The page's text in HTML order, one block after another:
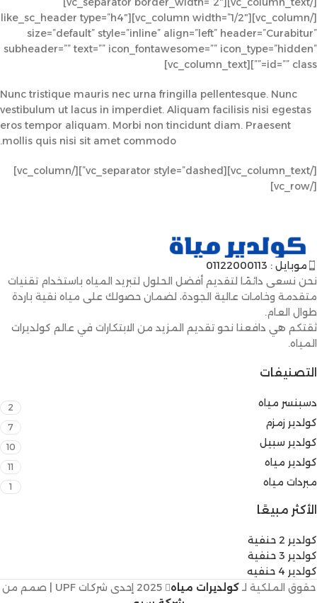
[/vc_column][vc_column width=”1/2″][like_sc_header type=”h4″
size=”default” style=”inline” align=”left” header=”Curabitur”
subheader=”” text=”” icon_fontawesome=”” icon_type=”hidden”
id=”” class=””][vc_column_text]
Nunc tristique mauris nec urna fringilla pellentesque. Nunc
vestibulum ut lacus in imperdiet. Aliquam facilisis nisi egestas
eros tempor aliquam. Morbi non tincidunt diam. Praesent
mollis quis nisi sit amet commodo.
[/vc_column_text][vc_separator style=”dashed”][/vc_column]
[/vc_row]
موبايل : 01122000113
نحن نسعى دائمًا لتقديم أفضل الحلول لتبريد المياه باستخدام تقنيات
متقدمة وخامات عالية الجودة، لضمان حصولك على مياه نقية باردة
طوال العام.
ثقتكم هي دافعنا نحو تقديم المزيد من الابتكارات في عالم كولديرات
المياه.
التصنيفات
دسبنسر مياه 2
كولدير زمزم 7
كولدير سبيل 10
كولدير مياه 11
مبردات مياه 1
الأكثر مبيعًا
كولدير 2 حنفية
كولدير 3 حنفية
كولدير 4 حنفيه
حقوق الملكية لـكولديرات مياه
2025 إحدى شركات UPF | صمم من